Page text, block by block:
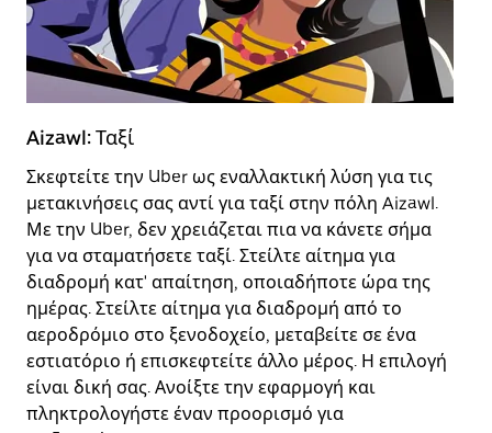
Aizawl: Ταξί
Σκεφτείτε την Uber ως εναλλακτική λύση για τις
μετακινήσεις σας αντί για ταξί στην πόλη Aizawl.
Με την Uber, δεν χρειάζεται πια να κάνετε σήμα
για να σταματήσετε ταξί. Στείλτε αίτημα για
διαδρομή κατ' απαίτηση, οποιαδήποτε ώρα της
ημέρας. Στείλτε αίτημα για διαδρομή από το
αεροδρόμιο στο ξενοδοχείο, μεταβείτε σε ένα
εστιατόριο ή επισκεφτείτε άλλο μέρος. Η επιλογή
είναι δική σας. Ανοίξτε την εφαρμογή και
πληκτρολογήστε έναν προορισμό για